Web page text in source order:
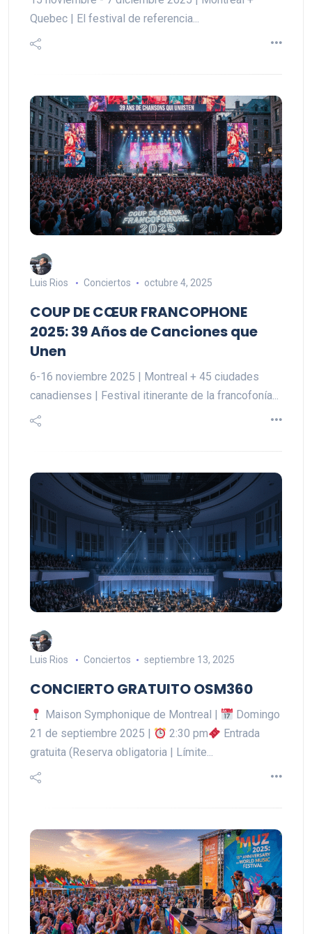
Quebec | El festival de referencia...
Luis Rios Conciertos octubre 4, 2025
COUP DE CŒUR FRANCOPHONE
2025: 39 Años de Canciones que
Unen
6-16 noviembre 2025 | Montreal + 45 ciudades
canadienses | Festival itinerante de la francofonía...
Luis Rios Conciertos septiembre 13, 2025
CONCIERTO GRATUITO OSM360
Maison Symphonique de Montreal |
Domingo
21 de septiembre 2025 |
2:30 pm
Entrada
gratuita (Reserva obligatoria | Límite...